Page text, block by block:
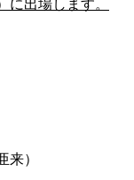
出場します。
）